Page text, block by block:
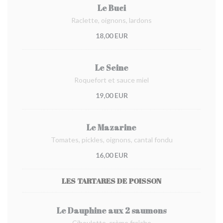
Le Buci
Raclette, oignons, lardons
18,00 EUR
Le Seine
Roquefort et sauce miel
19,00 EUR
Le Mazarine
Tomates, pickles, oignons, cantal fondu
16,00 EUR
LES TARTARES DE POISSON
Le Dauphine aux 2 saumons